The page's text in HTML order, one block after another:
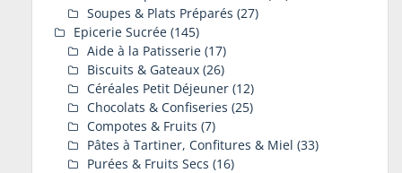
Soupes & Plats Préparés (27)
Epicerie Sucrée (145)
Aide à la Patisserie (17)
Biscuits & Gateaux (26)
Céréales Petit Déjeuner (12)
Chocolats & Confiseries (25)
Compotes & Fruits (7)
Pâtes à Tartiner, Confitures & Miel (33)
Purées & Fruits Secs (16)